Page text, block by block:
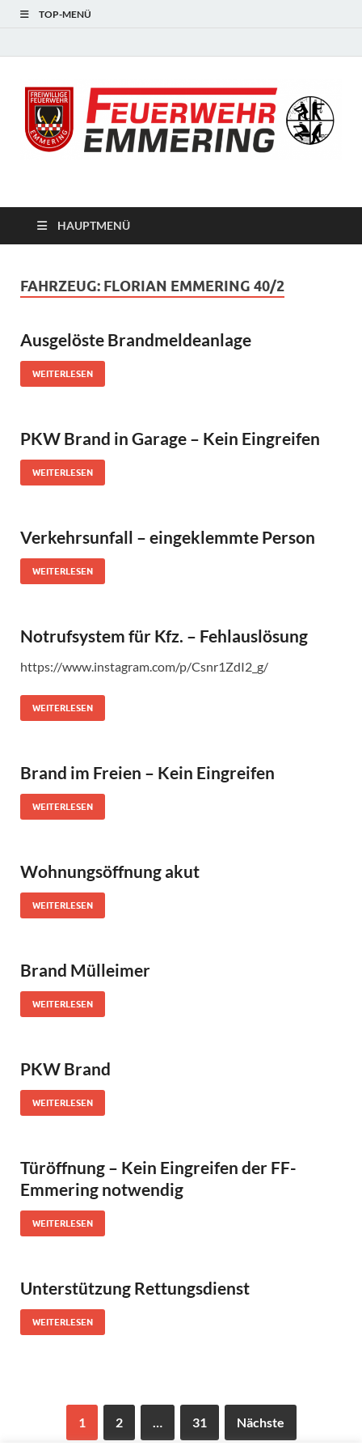
TOP-MENÜ
HAUPTMENÜ
FAHRZEUG: FLORIAN EMMERING 40/2
Ausgelöste Brandmeldeanlage
WEITERLESEN
PKW Brand in Garage – Kein Eingreifen
WEITERLESEN
Verkehrsunfall – eingeklemmte Person
WEITERLESEN
Notrufsystem für Kfz. – Fehlauslösung
https://www.instagram.com/p/Csnr1ZdI2_g/
WEITERLESEN
Brand im Freien – Kein Eingreifen
WEITERLESEN
Wohnungsöffnung akut
WEITERLESEN
Brand Mülleimer
WEITERLESEN
PKW Brand
WEITERLESEN
Türöffnung – Kein Eingreifen der FF-
Emmering notwendig
WEITERLESEN
Unterstützung Rettungsdienst
WEITERLESEN
1 2 … 31 Nächste